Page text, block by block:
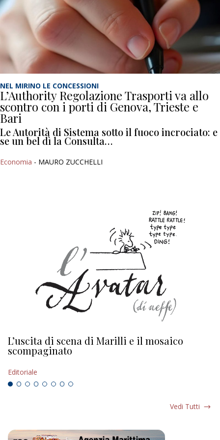
NEL MIRINO LE CONCESSIONI
L’Authority Regolazione Trasporti va allo
scontro con i porti di Genova, Trieste e
Bari
Le Autorità di Sistema sotto il fuoco incrociato: e
se un bel dì la Consulta…
Economia - MAURO ZUCCHELLI
L’uscita di scena di Marilli e il mosaico
scompaginato
Editoriale
Vedi Tutti